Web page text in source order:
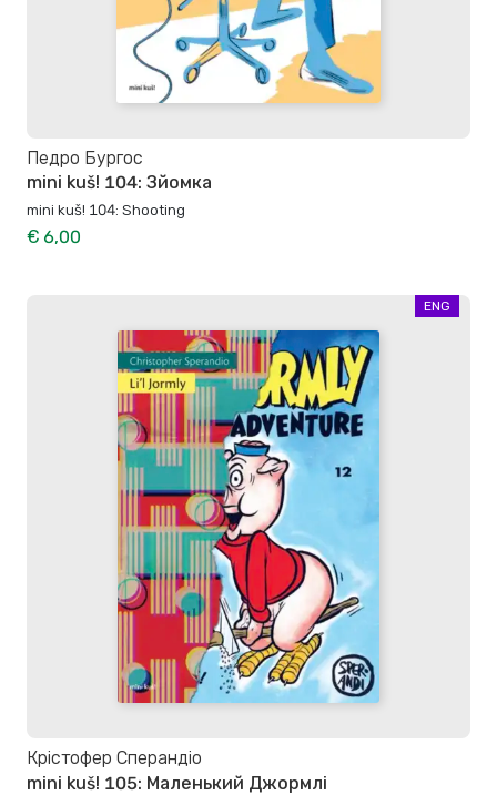
Педро Бургос
mini kuš! 104: Зйомка
mini kuš! 104: Shooting
€ 6,00
ENG
Крістофер Сперандіо
mini kuš! 105: Маленький Джормлі